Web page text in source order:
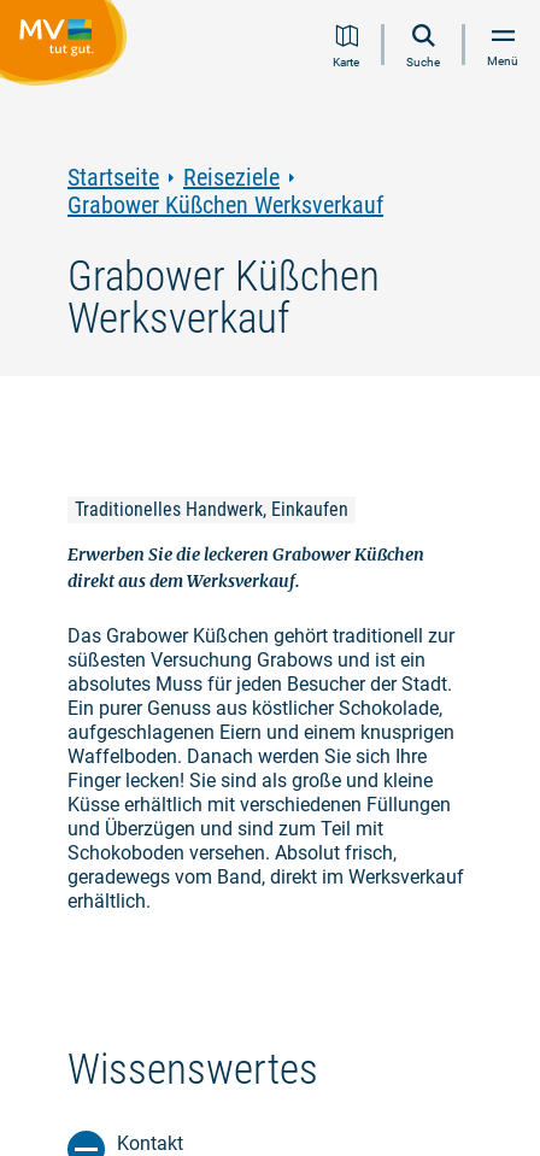
Inhalt
Navigation
Volltextsuche
FooterKarte Suche Menü
Startseite
Reiseziele
Grabower Küßchen Werksverkauf
Grabower Küßchen
Werksverkauf
Traditionelles Handwerk, Einkaufen
Erwerben Sie die leckeren Grabower Küßchen
direkt aus dem Werksverkauf.
Das Grabower Küßchen gehört traditionell zur
süßesten Versuchung Grabows und ist ein
absolutes Muss für jeden Besucher der Stadt.
Ein purer Genuss aus köstlicher Schokolade,
aufgeschlagenen Eiern und einem knusprigen
Waffelboden. Danach werden Sie sich Ihre
Finger lecken! Sie sind als große und kleine
Küsse erhältlich mit verschiedenen Füllungen
und Überzügen und sind zum Teil mit
Schokoboden versehen. Absolut frisch,
geradewegs vom Band, direkt im Werksverkauf
erhältlich.
Wissenswertes
Kontakt